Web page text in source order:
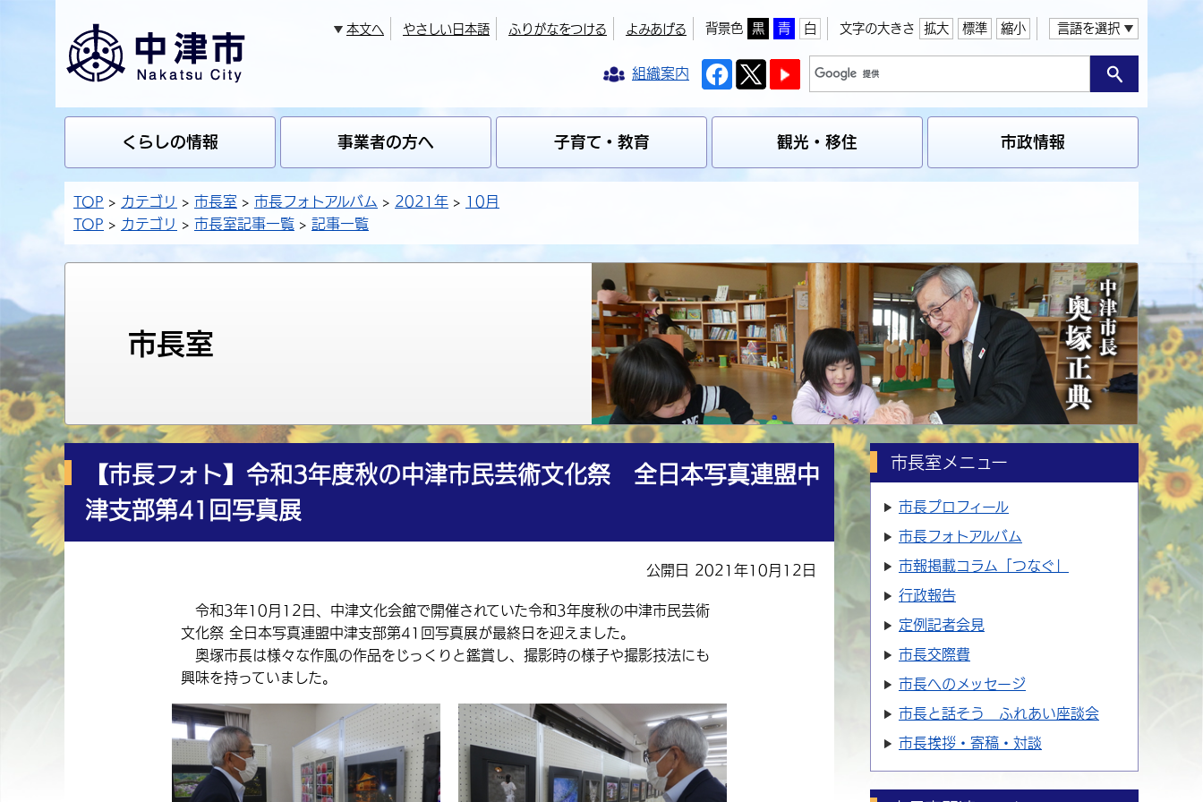
本文へ やさしい日本語 ふりがなをつける よみあげる 背景色 黒 青 白 文字の大きさ 拡大 標準 縮小 言語を選択
組織案内
くらしの情報 事業者の方へ 子育て・教育 観光・移住 市政情報
TOP カテゴリ 市長室 市長フォトアルバム 2021年
10月
TOP
カテゴリ 市長室記事一覧 記事一覧
市長室
【市長フォト】令和3年度秋の中津市民芸術文化祭 全日本写真連盟中
津支部第41回写真展
公開日 2021年10月12日
令和3年10月12日、中津文化会館で開催されていた令和3年度秋の中津市民芸術
文化祭 全日本写真連盟中津支部第41回写真展が最終日を迎えました。
奥塚市長は様々な作風の作品をじっくりと鑑賞し、撮影時の様子や撮影技法にも
興味を持っていました。
市長室メニュー
市長プロフィール
市長フォトアルバム
市報掲載コラム「つなぐ」
行政報告
定例記者会見
市長交際費
市長へのメッセージ
市長と話そう ふれあい座談会
市長挨拶・寄稿・対談